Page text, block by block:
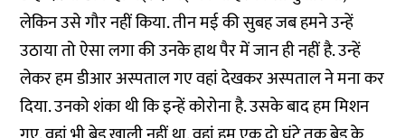
लेकिन उसे गौर नहीं किया. तीन मई की सुबह जब हमने उन्हें
उठाया तो ऐसा लगा की उनके हाथ पैर में जान ही नहीं है. उन्हें
लेकर हम डीआर अस्पताल गए वहां देखकर अस्पताल ने मना कर
दिया. उनको शंका थी कि इन्हें कोरोना है. उसके बाद हम मिशन